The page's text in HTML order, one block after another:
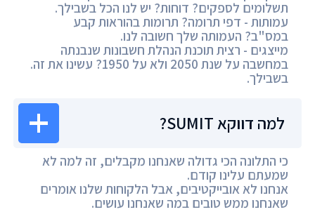
תשלומים לספקים? דוחות? יש לנו הכל בשבילך.
עמותות - דפי תרומה? תרומות בהוראות קבע
במס"ב? העמותה שלך חשובה לנו.
מייצגים - רצית תוכנת הנהלת חשבונות שנבנתה
במחשבה על שנת 2050 ולא על 1950? עשינו את זה.
בשבילך.
למה דווקא SUMIT?
כי התלונה הכי גדולה שאנחנו מקבלים, זה למה לא
שמעתם עלינו קודם.
אנחנו לא אובייקטיבים, אבל הלקוחות שלנו אומרים
שאנחנו ממש טובים במה שאנחנו עושים.